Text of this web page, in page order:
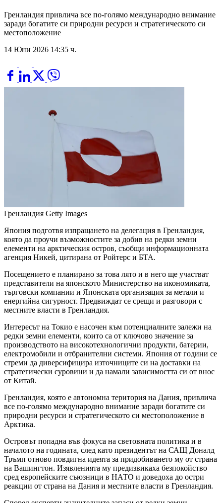
Гренландия привлича все по-голямо международно внимание
заради богатите си природни ресурси и стратегическото си
местоположение
14 Юни 2026 14:35 ч.
Гренландия Getty Images
Япония подготвя изпращането на делегация в Гренландия,
която да проучи възможностите за добив на редки земни
елементи на арктическия остров, съобщи информационната
агенция Никей, цитирана от Ройтерс и БТА.
Посещението е планирано за това лято и в него ще участват
представители на японското Министерство на икономиката,
търговски компании и Японската организация за метали и
енергийна сигурност. Предвиждат се срещи и разговори с
местните власти в Гренландия.
Интересът на Токио е насочен към потенциалните залежи на
редки земни елементи, които са от ключово значение за
производството на високотехнологични продукти, батерии,
електромобили и отбранителни системи. Япония от години се
стреми да диверсифицира източниците си на доставки на
стратегически суровини и да намали зависимостта си от внос
от Китай.
Гренландия, която е автономна територия на Дания, привлича
все по-голямо международно внимание заради богатите си
природни ресурси и стратегическото си местоположение в
Арктика.
Островът попадна във фокуса на световната политика и в
началото на годината, след като президентът на САЩ Доналд
Тръмп отново повдигна идеята за придобиването му от страна
на Вашингтон. Изявленията му предизвикаха безпокойство
сред европейските съюзници в НАТО и доведоха до остри
реакции от страна на Дания и местните власти в Гренландия.